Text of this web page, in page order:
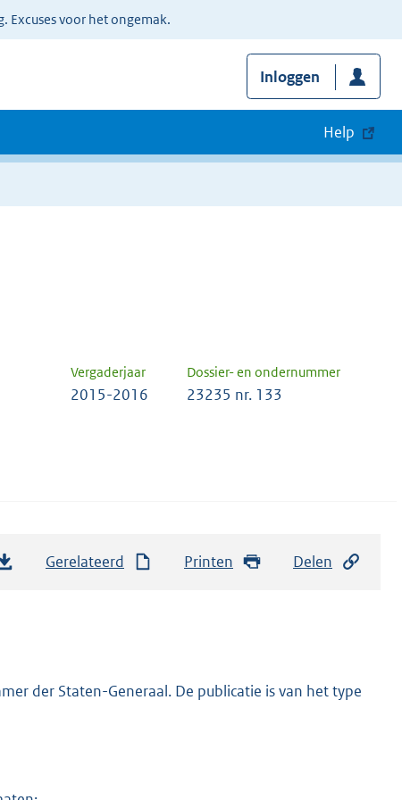
Excuses voor het ongemak.
Inloggen
Help
Vergaderjaar Dossier- en ondernummer
2015-2016 23235 nr. 133
Gerelateerd Printen Delen
der Staten-Generaal. De publicatie is van het type